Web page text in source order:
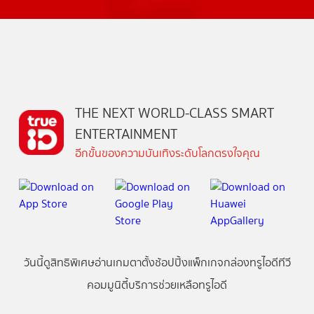
THE NEXT WORLD-CLASS SMART
ENTERTAINMENT
อีกขั้นของความบันเทิงระดับโลกตรงใจคุณ
วันนี้ดูสิทธิพิเศษอ่านเกมตาตั้งช้อปปิ้งแพ็กเกจกล่องทรูไอดีทีวี
คอมมูนิตี้บริการช่วยเหลือทรูไอดี